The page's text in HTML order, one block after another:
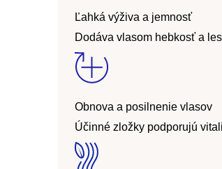
Ľahká výživa a jemnosť
Dodáva vlasom hebkosť a
Obnova a posilnenie vlasov
Účinné zložky podporujú